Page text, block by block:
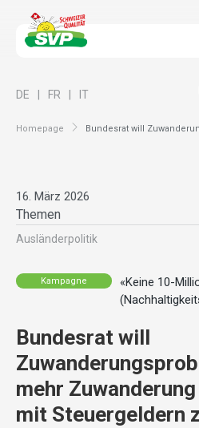
Homepage Bundesrat will
DE FR IT
16. März 2026
Themen
Ausländer­politik
Kampagne
«Keine 10-
Bundesrat will
mehr
mit Steuergeldern